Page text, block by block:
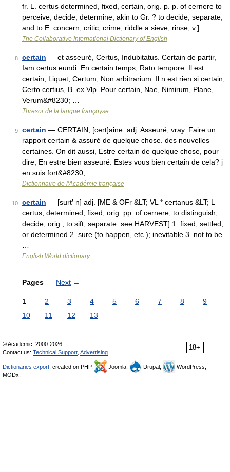
fr. L. certus determined, fixed, certain, orig. p. p. of cernere to
perceive, decide, determine; akin to Gr. ? to decide, separate,
and to E. concern, critic, crime, riddle a sieve, rinse, v.] …
The Collaborative International Dictionary of English
8 certain — et asseuré, Certus, Indubitatus. Certain de partir,
Iam certus eundi. En certain temps, Rato tempore. Il est
certain, Liquet, Certum, Non arbitrarium. Il n est rien si certain,
Certo certius, B. ex Vlp. Pour certain, Nae, Nimirum, Plane,
Verum&#8230; …
Thresor de la langue françoyse
9 certain — CERTAIN, [cert]aine. adj. Asseuré, vray. Faire un
rapport certain & assuré de quelque chose. des nouvelles
certaines. On dit aussi, Estre certain de quelque chose, pour
dire, En estre bien asseuré. Estes vous bien certain de cela? j
en suis fort&#8230; …
Dictionnaire de l'Académie française
10 certain — [sʉrt′ n] adj. [ME & OFr &LT; VL * certanus &LT; L
certus, determined, fixed, orig. pp. of cernere, to distinguish,
decide, orig., to sift, separate: see HARVEST] 1. fixed, settled,
or determined 2. sure (to happen, etc.); inevitable 3. not to be
English World dictionary
Pages Next →
1 2 3 4 5 6 7 8
9
10
11 12 13
18+
© Academic, 2000-2026
Contact us: Technical Support Advertising
Dictionaries export , created on PHP, Joomla, Drupal,
WordPress,
MODx.